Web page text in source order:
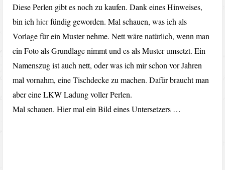
Diese Perlen gibt es noch zu kaufen. Dank eines Hinweises,
bin ichhierfündig geworden. Mal schauen, was ich als
Vorlage für ein Muster nehme. Nett wäre natürlich, wenn man
ein Foto als Grundlage nimmt und es als Muster umsetzt. Ein
Namenszug ist auch nett, oder was ich mir schon vor Jahren
mal vornahm, eine Tischdecke zu machen. Dafür braucht man
aber eine LKW Ladung voller Perlen.
Mal schauen. Hier mal ein Bild eines Untersetzers …